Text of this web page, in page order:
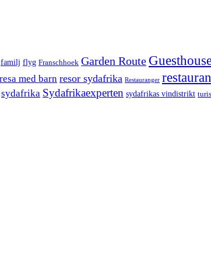
familj flyg Franschhoek Garden Route
resa med barn resor sydafrika Restauranger
sydafrika Sydafrikaexperten sydafrikas vindistrikt